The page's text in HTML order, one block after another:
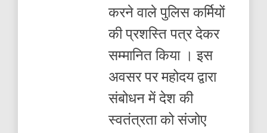
करने वाले पुलिस कर्मियों
की प्रशस्ति पत्र देकर
सम्मानित किया । इस
अवसर पर महोदय द्वारा
संबोधन में देश की
स्वतंत्रता को संजोए